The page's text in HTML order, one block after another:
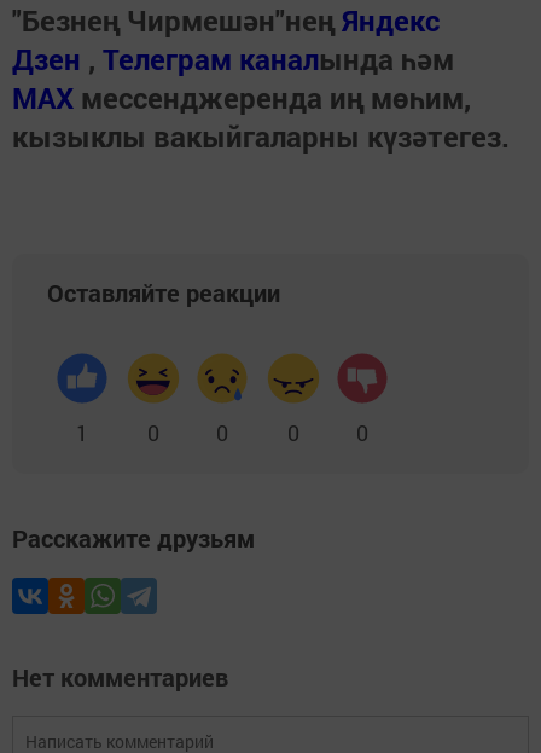
"Безнең Чирмешән"неңЯндекс
Дзен , Телеграм каналында һәм
МАХ мессенджеренда иң мөһим,
кызыклы вакыйгаларны күзәтегез.
Оставляйте реакции
1 0 0 0 0
Расскажите друзьям
Нет комментариев